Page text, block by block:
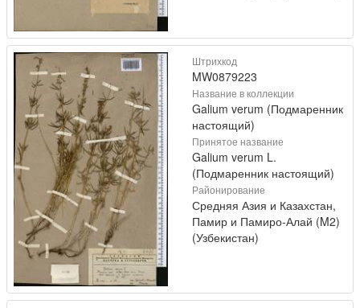
Штрихкод
MW0879223
Название в коллекции
Galium verum (Подмаренник
настоящий)
Принятое название
Galium verum L.
(Подмаренник настоящий)
Районирование
Средняя Азия и Казахстан,
Памир и Памиро-Алай (M2)
(Узбекистан)